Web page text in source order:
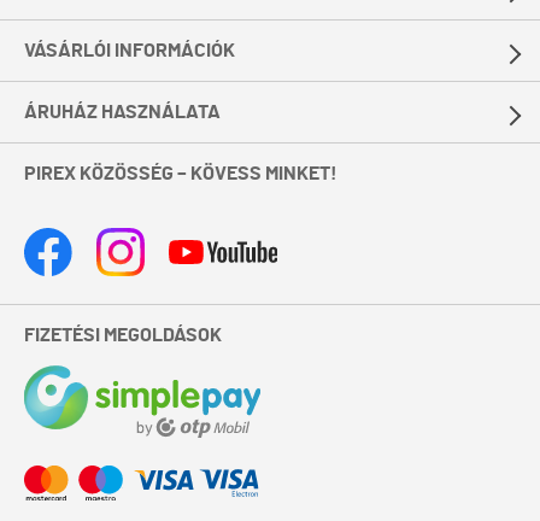
VÁSÁRLÓI INFORMÁCIÓK
ÁRUHÁZ HASZNÁLATA
PIREX KÖZÖSSÉG – KÖVESS MINKET!
FIZETÉSI MEGOLDÁSOK